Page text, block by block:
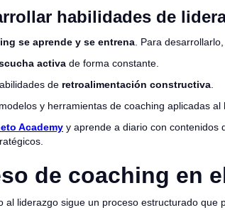
habilidades de
se aprende y se entrena . Para
activa de forma constante.
de retroalimentación constructiva
y herramientas de coaching aplicadas al
Academy y aprende a diario con contenidos
de coaching en
al liderazgo sigue un proceso estructurado que